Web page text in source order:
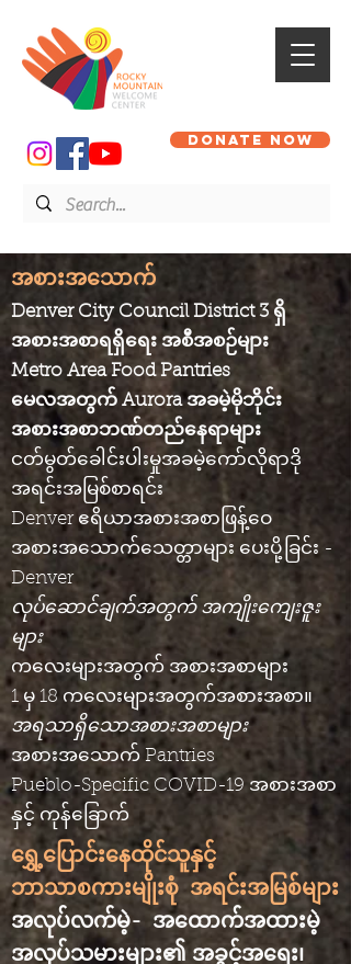
DONATE NOW
အစားအသောက်
Denver City Council District 3 ရှိ
အစားအစာရရှိရေး အစီအစဉ်များ
Metro Area Food Pantries
မေလအတွက် Aurora အခမဲ့မိုဘိုင်း
အစားအစာဘဏ်တည်နေရာများ
ငတ်မွတ်ခေါင်းပါးမှုအခမဲ့ကော်လိုရာဒို
အရင်းအမြစ်စာရင်း
Denver ဧရိယာအစားအစာဖြန့်ဝေ
အစားအသောက်သေတ္တာများ ပေးပို့ခြင်း -
Denver
လုပ်ဆောင်ချက်အတွက် အကျိုးကျေးဇူး
များ
ကလေးများအတွက် အစားအစာများ
1 မှ 18 ကလေးများအတွက်အစားအစာ။
အရသာရှိသောအစားအစာများ
အစားအသောက် Pantries
Pueblo-Specific COVID-19 အစားအစာ
နှင့် ကုန်ခြောက်
ရွှေ့ပြောင်းနေထိုင်သူနှင့်
ဘာသာစကားမျိုးစုံ အရင်းအမြစ်များ
အလုပ်လက်မဲ့-
အထောက်အထားမဲ့
အလုပ်သမားများ၏ အခွင့်အရေး၊